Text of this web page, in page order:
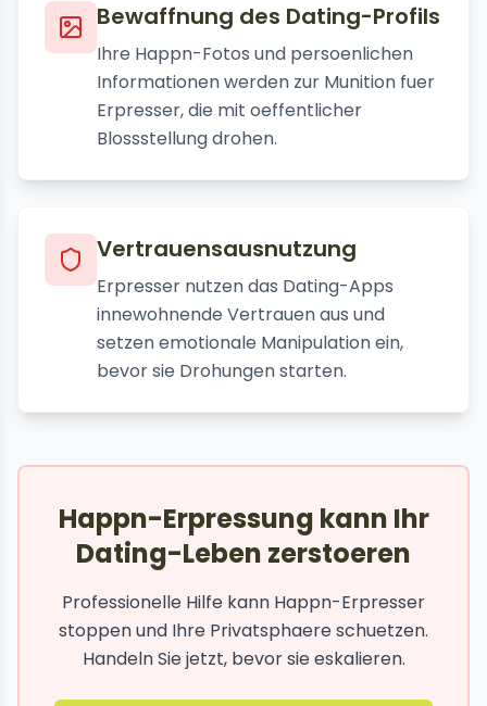
Bewaffnung des Dating-Profils
Ihre Happn-Fotos und persoenlichen
Informationen werden zur Munition fuer
Erpresser, die mit oeffentlicher
Blossstellung drohen.
Vertrauensausnutzung
Erpresser nutzen das Dating-Apps
innewohnende Vertrauen aus und
setzen emotionale Manipulation ein,
bevor sie Drohungen starten.
Happn-Erpressung kann Ihr
Dating-Leben zerstoeren
Professionelle Hilfe kann Happn-Erpresser
stoppen und Ihre Privatsphaere schuetzen.
Handeln Sie jetzt, bevor sie eskalieren.